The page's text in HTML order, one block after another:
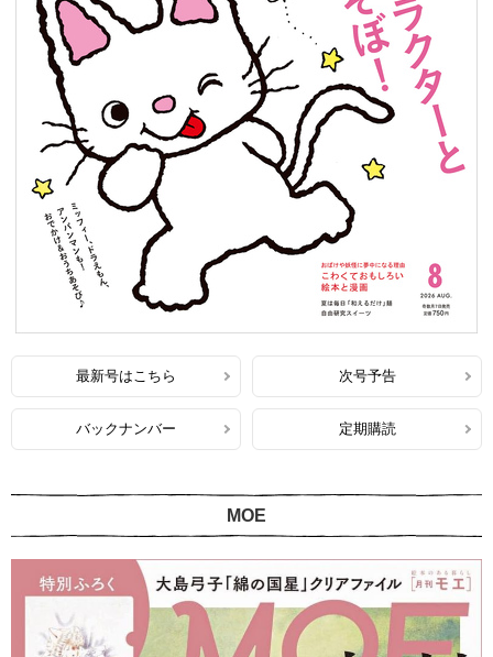
最新号はこちら 次号予告
バックナンバー 定期購読
MOE